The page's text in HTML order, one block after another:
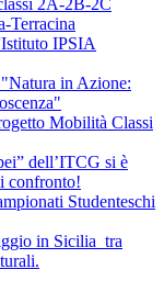
2A-2B-2C
Terracina
IPSIA
in Azione:
Mobilità Classi
dell’ITCG si è
confronto!
Studenteschi
in Sicilia tra